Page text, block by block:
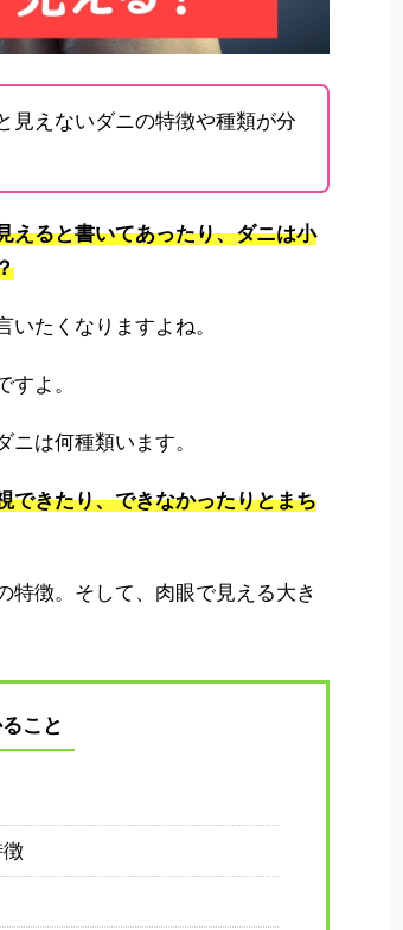
見えないダニの特徴や種類が分
えると書いてあったり、ダニは小
いたくなりますよね。
すよ。
は何種類います。
できたり、できなかったりとまち
特徴。そして、肉眼で見える大き
こと